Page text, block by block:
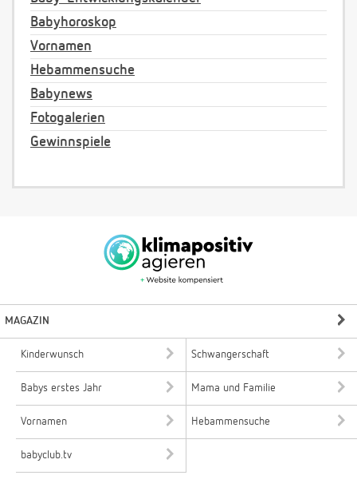
Babyhoroskop
Vornamen
Hebammensuche
Babynews
Fotogalerien
Gewinnspiele
MAGAZIN
Kinderwunsch Schwangerschaft
Babys erstes Jahr Mama und Familie
Vornamen Hebammensuche
babyclub.tv